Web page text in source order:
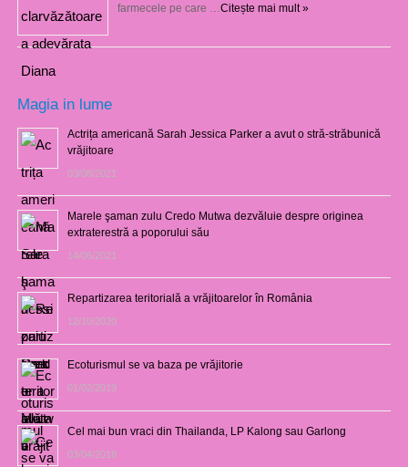
farmecele pe care … Citește mai mult »
Magia in lume
Actrița americană Sarah Jessica Parker a avut o stră-străbunică
vrăjitoare
03/08/2021
Marele şaman zulu Credo Mutwa dezvăluie despre originea
extraterestră a poporului său
14/06/2021
Repartizarea teritorială a vrăjitoarelor în România
12/10/2020
Ecoturismul se va baza pe vrăjitorie
01/02/2019
Cel mai bun vraci din Thailanda, LP Kalong sau Garlong
03/04/2018